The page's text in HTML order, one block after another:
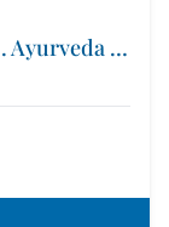
Mirabell Dolomites Hotel . Luxury . Ayurveda & Spa